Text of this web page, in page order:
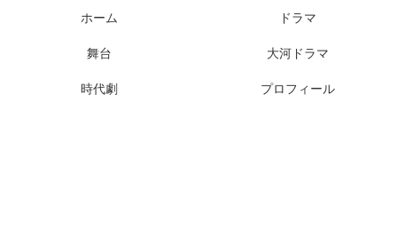
ホーム ドラマ
舞台 大河ドラマ
時代劇 プロフィール